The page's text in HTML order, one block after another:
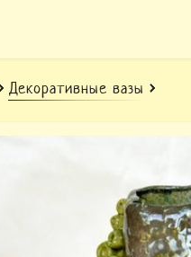
Декоративные вазы